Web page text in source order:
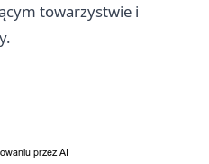
towarzystwie i